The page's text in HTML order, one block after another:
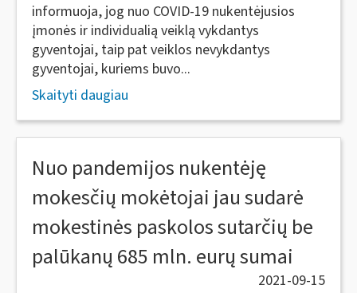
informuoja, jog nuo COVID-19 nukentėjusios
įmonės ir individualią veiklą vykdantys
gyventojai, taip pat veiklos nevykdantys
gyventojai, kuriems buvo...
Skaityti daugiau
Nuo pandemijos nukentėję
mokesčių mokėtojai jau sudarė
mokestinės paskolos sutarčių be
palūkanų 685 mln. eurų sumai
2021-09-15